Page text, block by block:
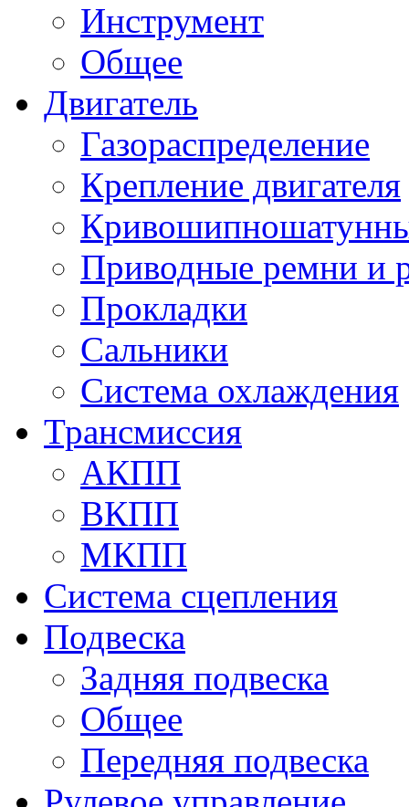
Инструмент
Общее
Двигатель
Газораспределение
Крепление двигателя
Приводные ремни и
Прокладки
Сальники
Система охлаждения
Трансмиссия
АКПП
ВКПП
МКПП
Система сцепления
Подвеска
Задняя подвеска
Общее
Передняя подвеска